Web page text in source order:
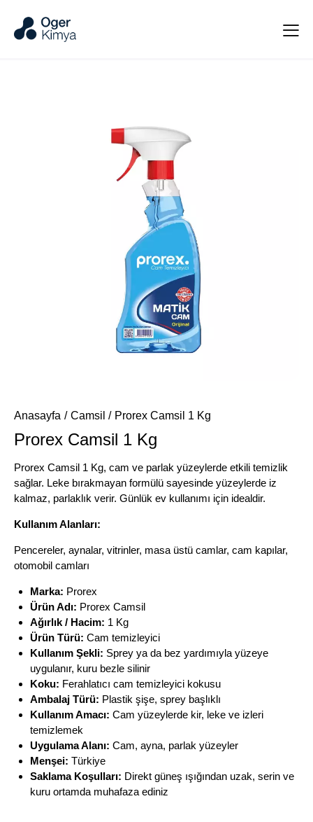
Anasayfa Camsil Prorex Camsil 1 Kg
Prorex Camsil 1 Kg
Prorex Camsil 1 Kg, cam ve parlak yüzeylerde etkili temizlik
sağlar. Leke bırakmayan formülü sayesinde yüzeylerde iz
kalmaz, parlaklık verir. Günlük ev kullanımı için idealdir.
Kullanım Alanları:
Pencereler, aynalar, vitrinler, masa üstü camlar, cam kapılar,
otomobil camları
Marka: Prorex
Ürün Adı: Prorex Camsil
Ağırlık / Hacim: 1 Kg
Ürün Türü: Cam temizleyici
Kullanım Şekli: Sprey ya da bez yardımıyla yüzeye
uygulanır, kuru bezle silinir
Koku: Ferahlatıcı cam temizleyici kokusu
Ambalaj Türü: Plastik şişe, sprey başlıklı
Kullanım Amacı: Cam yüzeylerde kir, leke ve izleri
temizlemek
Uygulama Alanı: Cam, ayna, parlak yüzeyler
Menşei: Türkiye
Saklama Koşulları: Direkt güneş ışığından uzak, serin ve
kuru ortamda muhafaza ediniz